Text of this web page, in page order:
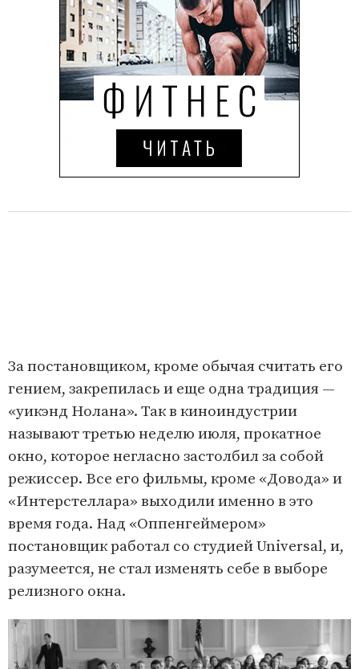
За постановщиком, кроме обычая считать его
гением, закрепилась и еще одна традиция —
«уикэнд Нолана». Так в киноиндустрии
называют третью неделю июля, прокатное
окно, которое негласно застолбил за собой
режиссер. Все его фильмы, кроме «Довода» и
«Интерстеллара» выходили именно в это
время года. Над «Оппенгеймером»
постановщик работал со студией Universal, и,
разумеется, не стал изменять себе в выборе
релизного окна.